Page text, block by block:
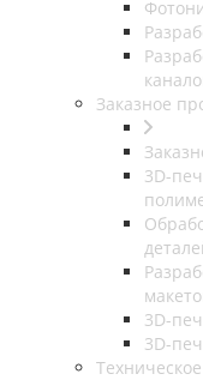
Заказное
3D-
3D-
3D-